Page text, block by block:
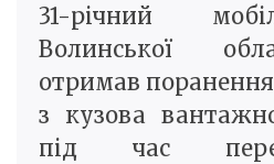
31-річний
Волинської
отримав
з кузова
під час